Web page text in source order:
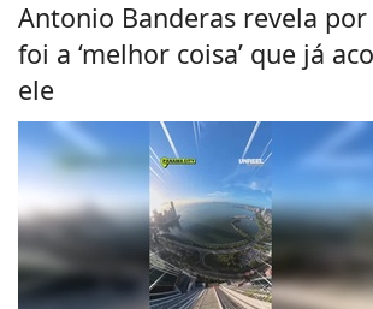
Antonio Banderas revela
foi a ‘melhor coisa’ que já
ele